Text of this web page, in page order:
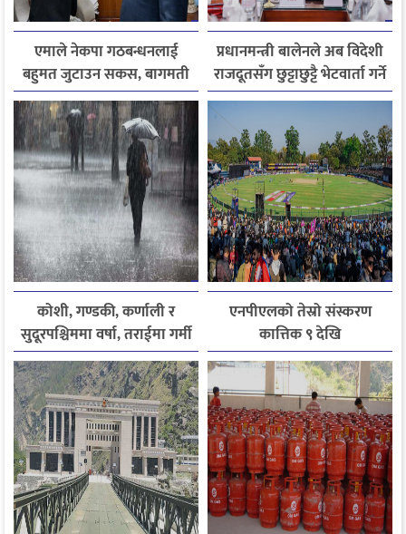
एमाले नेकपा गठबन्धनलाई
बहुमत जुटाउन सकस, बागमती
सरकार पुनर्गठन अन्योलमा
प्रधानमन्त्री बालेनले अब विदेशी
राजदूतसँग छुट्टाछुट्टै भेटवार्ता गर्ने
कोशी, गण्डकी, कर्णाली र
सुदूरपश्चिममा वर्षा, तराईमा गर्मी
बढ्ने अनुमान
एनपीएलको तेस्रो संस्करण
कात्तिक ९ देखि